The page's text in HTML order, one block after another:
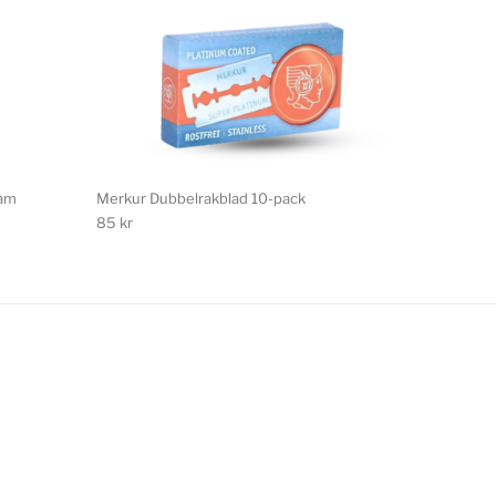
Merkur Dubbelrakblad 10-pack
85 kr